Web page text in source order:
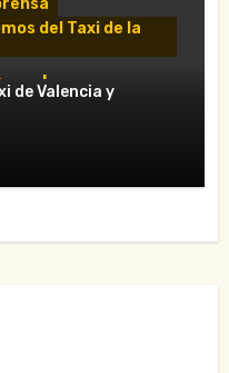
del Taxi de la
el nuevo
de
de Valencia y